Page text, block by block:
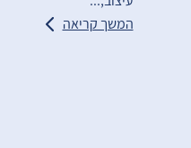
המשך קריאה